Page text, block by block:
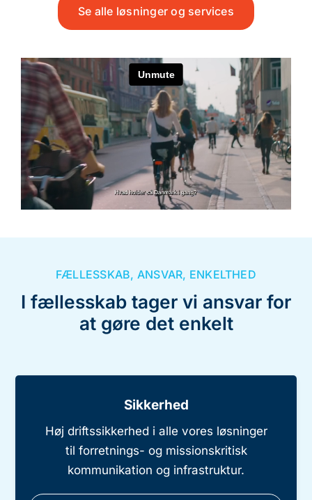
Se alle løsninger og services
FÆLLESSKAB, ANSVAR, ENKELTHED
I fællesskab tager vi ansvar for
at gøre det enkelt
Sikkerhed
Høj driftssikkerhed i alle vores løsninger
til forretnings- og missionskritisk
kommunikation og infrastruktur.